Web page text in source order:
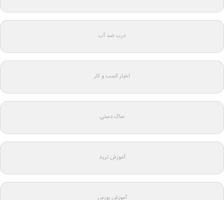
درب ضد آب
اخبار کسب و کار
ساک دستی
آموزش ترید
آموزش بورس